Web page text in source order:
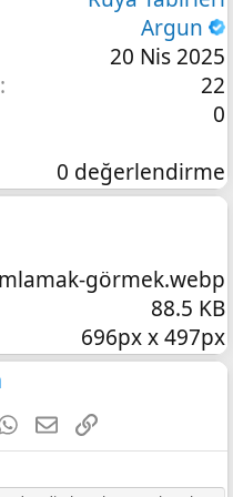
Argun
20 Nis 2025
22
0
ı
0 değerlendirme
görmek.webp
88.5 KB
696px x 497px
WhatsApp
E-posta
Link